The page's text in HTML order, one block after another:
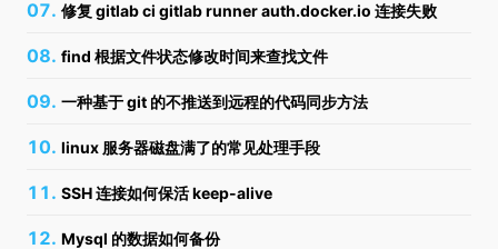
修复 gitlab ci gitlab runner auth.docker.io 连接失败
find 根据文件状态修改时间来查找文件
一种基于 git 的不推送到远程的代码同步方法
linux 服务器磁盘满了的常见处理手段
SSH 连接如何保活 keep-alive
Mysql 的数据如何备份